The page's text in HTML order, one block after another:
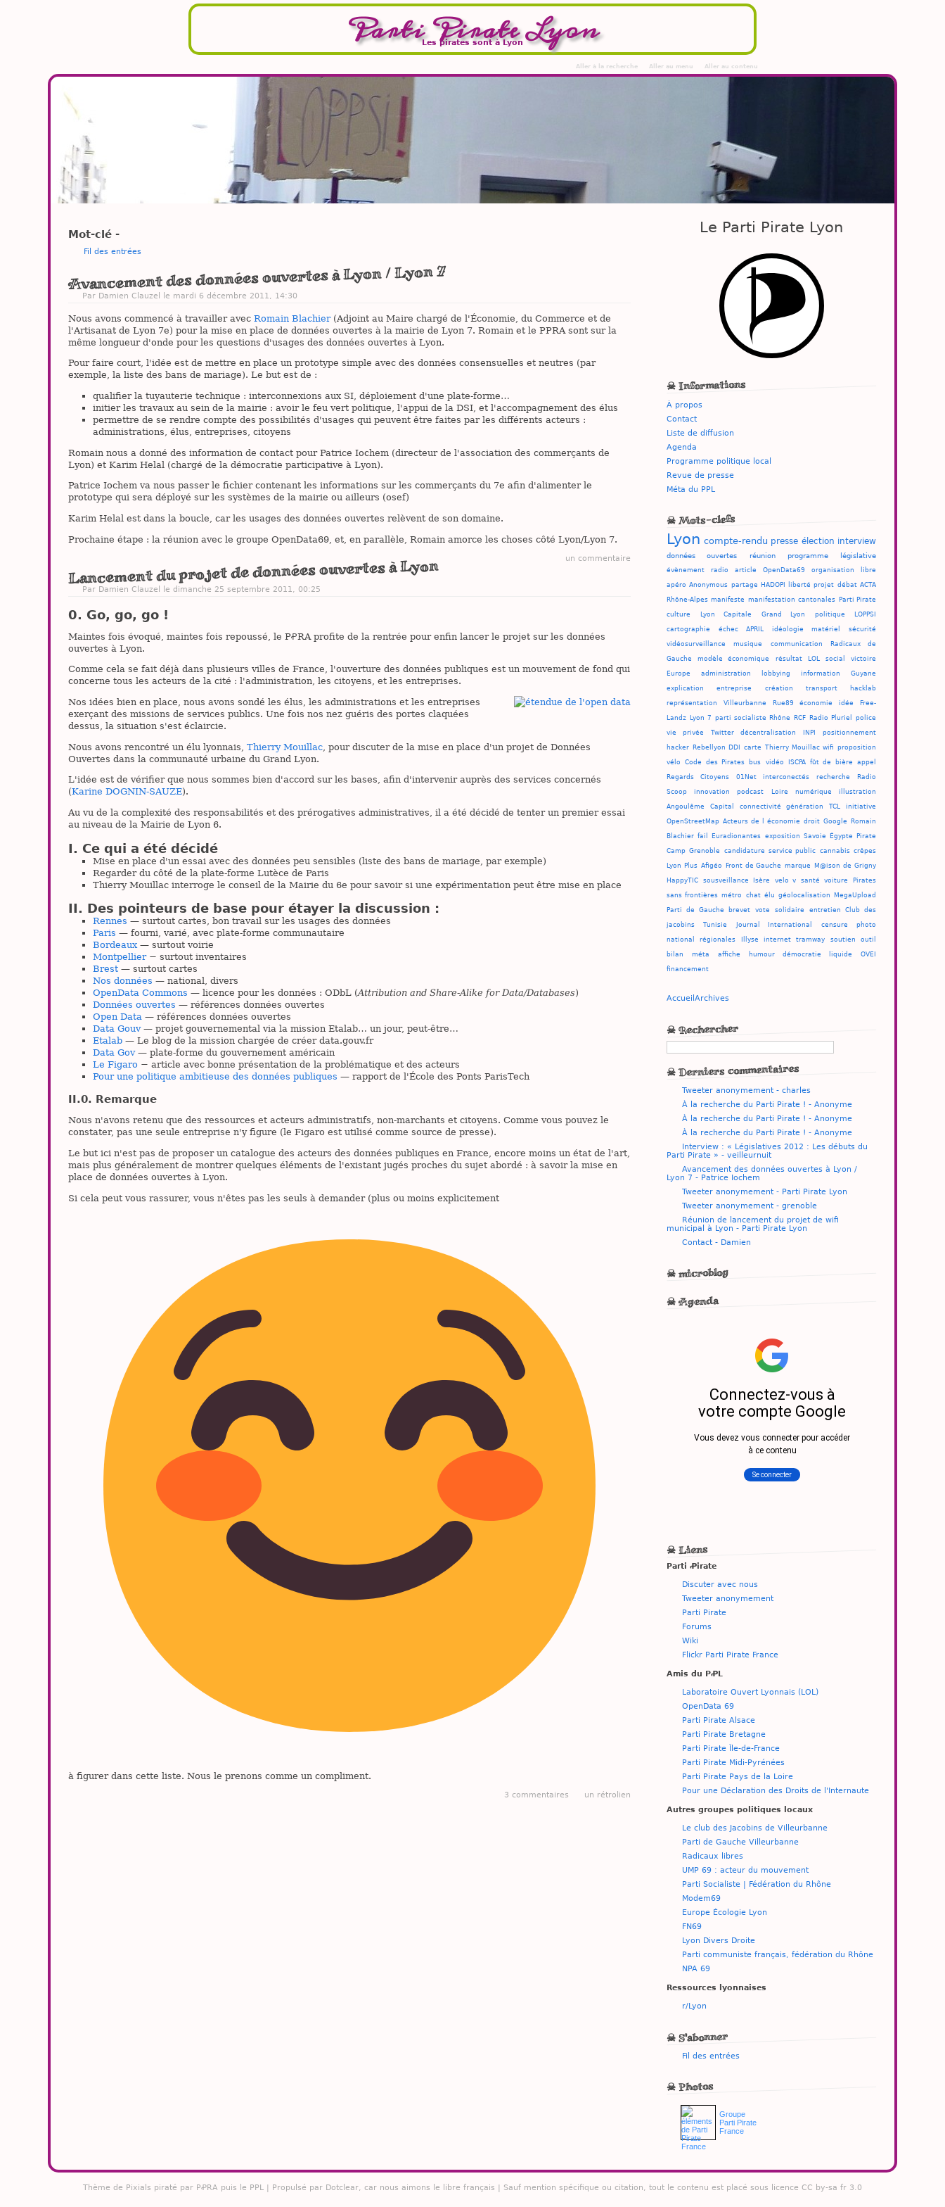
Parti Pirate Lyon
Les pirates sont à Lyon
Aller au contenu
Aller au menu
Aller à la recherche
Mot-clé -
Fil des entrées
Avancement des données ouvertes à Lyon / Lyon 7
Par Damien Clauzel le mardi 6 décembre 2011, 14:30
Nous avons commencé à travailler avec Romain Blachier(Adjoint au Maire chargé de l'Économie, du Commerce et de
l'Artisanat de Lyon 7e) pour la mise en place de données ouvertes à la mairie de Lyon 7. Romain et le PPRA sont sur la
même longueur d'onde pour les questions d'usages des données ouvertes à Lyon.
Pour faire court, l'idée est de mettre en place un prototype simple avec des données consensuelles et neutres (par
exemple, la liste des bans de mariage). Le but est de :
qualifier la tuyauterie technique : interconnexions aux SI, déploiement d'une plate-forme…
initier les travaux au sein de la mairie : avoir le feu vert politique, l'appui de la DSI, et l'accompagnement des élus
permettre de se rendre compte des possibilités d'usages qui peuvent être faites par les différents acteurs :
administrations, élus, entreprises, citoyens
Romain nous a donné des information de contact pour Patrice Iochem (directeur de l'association des commerçants de
Lyon) et Karim Helal (chargé de la démocratie participative à Lyon).
Patrice Iochem va nous passer le fichier contenant les informations sur les commerçants du 7e afin d'alimenter le
prototype qui sera déployé sur les systèmes de la mairie ou ailleurs (osef)
Karim Helal est dans la boucle, car les usages des données ouvertes relèvent de son domaine.
Prochaine étape : la réunion avec le groupe OpenData69, et, en parallèle, Romain amorce les choses côté Lyon/Lyon 7.
un commentaire
Lancement du projet de données ouvertes à Lyon
Par Damien Clauzel le dimanche 25 septembre 2011, 00:25
Go, go, go !
Maintes fois évoqué, maintes fois repoussé, le PꝒRA profite de la rentrée pour enfin lancer le projet sur les données
ouvertes à Lyon.
Comme cela se fait déjà dans plusieurs villes de France, l'ouverture des données publiques est un mouvement de fond qui
concerne tous les acteurs de la cité : l'administration, les citoyens, et les entreprises.
Nos idées bien en place, nous avons sondé les élus, les administrations et les entreprises
exerçant des missions de services publics. Une fois nos nez guéris des portes claquées
dessus, la situation s'est éclaircie.
Nous avons rencontré un élu lyonnais, Thierry Mouillac , pour discuter de la mise en place d'un projet de Données
Ouvertes dans la communauté urbaine du Grand Lyon.
L'idée est de vérifier que nous sommes bien d'accord sur les bases, afin d'intervenir auprès des services concernés
(Karine DOGNIN-SAUZE).
Au vu de la complexité des responsabilités et des prérogatives administratives, il a été décidé de tenter un premier essai
au niveau de la Mairie de Lyon 6.
Ce qui a été décidé
Mise en place d'un essai avec des données peu sensibles (liste des bans de mariage, par exemple)
Regarder du côté de la plate-forme Lutèce de Paris
Thierry Mouillac interroge le conseil de la Mairie du 6e pour savoir si une expérimentation peut être mise en place
Des pointeurs de base pour étayer la discussion :
Rennes — surtout cartes, bon travail sur les usages des données
Paris — fourni, varié, avec plate-forme communautaire
Bordeaux— surtout voirie
Montpellier− surtout inventaires
Brest — surtout cartes
Nos données — national, divers
OpenData Commons — licence pour les données : ODbL (Attribution and Share-Alike for Data/Databases)
Données ouvertes — références données ouvertes
Open Data — références données ouvertes
Data Gouv— projet gouvernemental via la mission Etalab… un jour, peut-être…
Etalab — Le blog de la mission chargée de créer data.gouv.fr
Data Gov— plate-forme du gouvernement américain
Le Figaro − article avec bonne présentation de la problématique et des acteurs
Pour une politique ambitieuse des données publiques — rapport de l'École des Ponts ParisTech
Remarque
Nous n'avons retenu que des ressources et acteurs administratifs, non-marchants et citoyens. Comme vous pouvez le
constater, pas une seule entreprise n'y figure (le Figaro est utilisé comme source de presse).
Le but ici n'est pas de proposer un catalogue des acteurs des données publiques en France, encore moins un état de l'art,
mais plus généralement de montrer quelques éléments de l'existant jugés proches du sujet abordé : à savoir la mise en
place de données ouvertes à Lyon.
Si cela peut vous rassurer, vous n'êtes pas les seuls à demander (plus ou moins explicitement
à figurer dans cette liste. Nous le prenons comme un compliment.
3 commentaires un rétrolien
Le Parti Pirate Lyon
☠ Informations
À propos
Contact
Liste de diffusion
Agenda
Programme politique local
Revue de presse
Méta du PPL
☠ Mots-clefs
Lyon compte-rendu presse élection interview
données ouvertes réunion programme législative
évènement radio article OpenData69 organisation
libre
apéro Anonymous partage HADOPI liberté projet débat ACTA
Rhône-Alpes manifeste manifestation cantonales Parti Pirate
culture
Lyon Capitale Grand Lyon politique LOPPSI
cartographie échec APRIL idéologie matériel sécurité
vidéosurveillance musique communication Radicaux de
Gauche modèle économique résultat LOL social victoire
Europe administration lobbying information Guyane
explication entreprise création transport hacklab
représentation Villeurbanne Rue89 économie idée Free-
Landz Lyon 7 parti socialiste Rhône RCF Radio Pluriel police
vie privée Twitter décentralisation INPI positionnement
hacker Rebellyon DDI carte Thierry Mouillac wifi proposition
vélo Code des Pirates bus vidéo ISCPA fût de bière appel
Regards Citoyens 01Net interconectés recherche Radio
Scoop innovation podcast Loire numérique illustration
Angoulême Capital connectivité génération TCL initiative
OpenStreetMap Acteurs de l économie droit Google Romain
Blachier fail Euradionantes exposition Savoie Égypte Pirate
Camp Grenoble candidature service public cannabis crêpes
Lyon Plus Afigéo Front de Gauche marque M@ison de Grigny
HappyTIC sousveillance Isère velo v santé voiture Pirates
sans frontières métro chat élu géolocalisation MegaUpload
Parti de Gauche brevet vote solidaire entretien Club des
jacobins Tunisie Journal International censure photo
national régionales Illyse internet tramway soutien outil
bilan méta affiche humour démocratie liquide OVEI
financement
Accueil Archives
☠ Rechercher
☠ Derniers commentaires
Tweeter anonymement - charles
À la recherche du Parti Pirate ! - Anonyme
À la recherche du Parti Pirate ! - Anonyme
À la recherche du Parti Pirate ! - Anonyme
Interview : « Législatives 2012 : Les débuts du
Parti Pirate » - veilleurnuit
Avancement des données ouvertes à Lyon /
Lyon 7 - Patrice Iochem
Tweeter anonymement - Parti Pirate Lyon
Tweeter anonymement - grenoble
Réunion de lancement du projet de wifi
municipal à Lyon - Parti Pirate Lyon
Contact - Damien
☠ microblog
☠ Agenda
☠ Liens
Parti Ꝓirate
Discuter avec nous
Tweeter anonymement
Parti Pirate
Forums
Wiki
Flickr Parti Pirate France
Amis du PꝒL
Laboratoire Ouvert Lyonnais (LOL)
OpenData 69
Parti Pirate Alsace
Parti Pirate Bretagne
Parti Pirate Île-de-France
Parti Pirate Midi-Pyrénées
Parti Pirate Pays de la Loire
Pour une Déclaration des Droits de l'Internaute
Autres groupes politiques locaux
Le club des Jacobins de Villeurbanne
Parti de Gauche Villeurbanne
Radicaux libres
UMP 69 : acteur du mouvement
Parti Socialiste | Fédération du Rhône
Modem69
Europe Écologie Lyon
FN69
Lyon Divers Droite
Parti communiste français, fédération du Rhône
NPA 69
Ressources lyonnaises
r/Lyon
☠ S'abonner
Fil des entrées
☠ Photos
Groupe
Parti Pirate
France
Thème de Pixials piraté par PꝒRA puis le PPL | Propulsé par Dotclear , car nous aimons le libre français | Sauf mention spécifique ou citation, tout le contenu est placé sous licence CC by-sa fr 3.0